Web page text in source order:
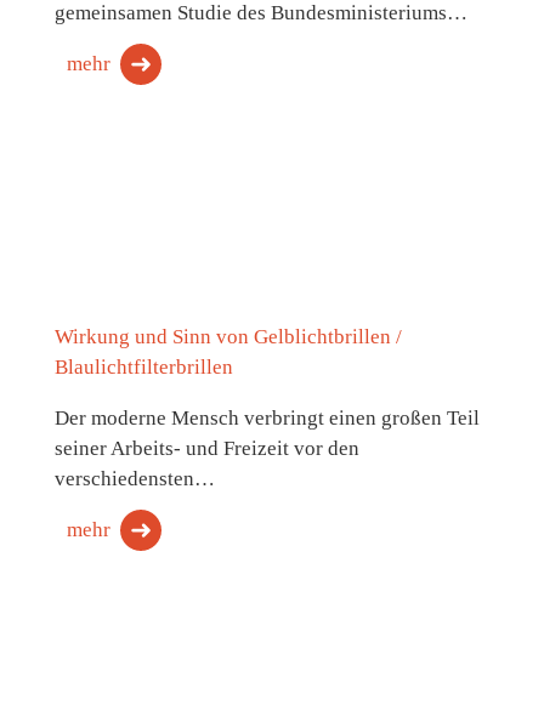
gemeinsamen Studie des Bundesministeriums…
mehr
Wirkung und Sinn von Gelblichtbrillen /
Blaulichtfilterbrillen
Der moderne Mensch verbringt einen großen Teil
seiner Arbeits- und Freizeit vor den
verschiedensten…
mehr